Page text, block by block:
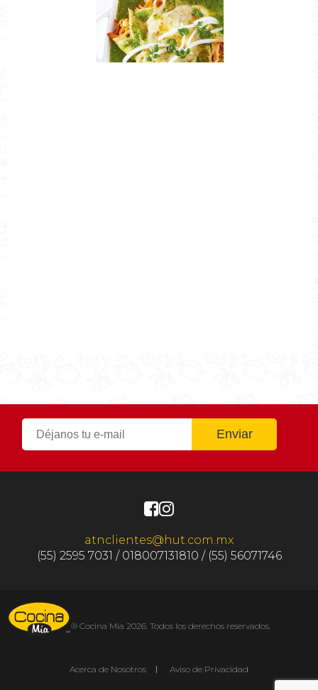
atnclientes@hut.com.mx
(55) 2595 7031 / 018007131810 / (55) 56071746
® Cocina Mia 2026. Todos los derechos reservados.
Acerca de Nosotros Aviso de Privacidad